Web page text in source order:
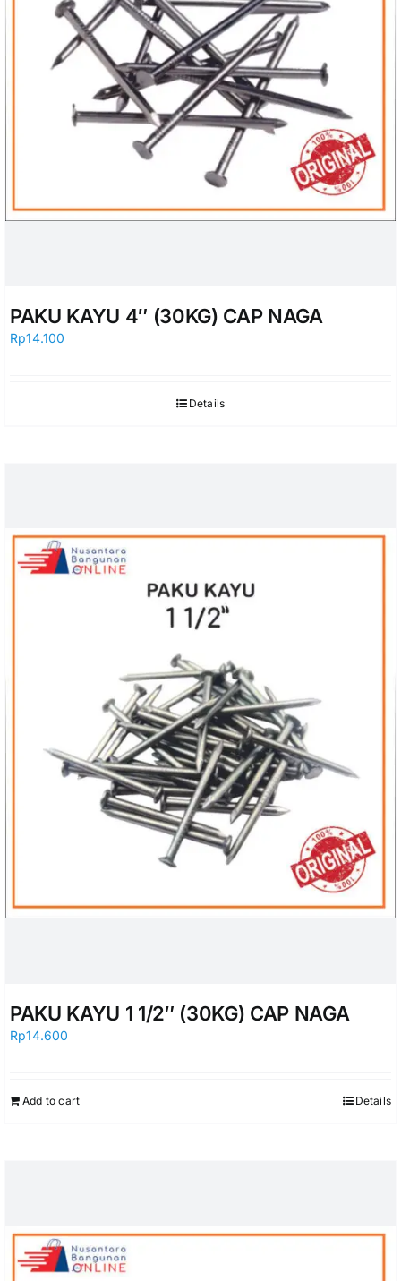
PAKU KAYU 4″ (30KG) CAP NAGA
Rp14.100
Details
PAKU KAYU 1 1/2″ (30KG) CAP NAGA
Rp14.600
Add to cart Details